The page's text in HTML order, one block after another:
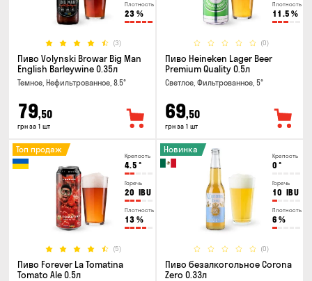
Плотность
23 %
(3)
Пиво Volynski Browar Big Man
English Barleywine 0.35л
Темное, Нефильтрованное, 8.5°
79,50
грн за 1 шт
Плотность
11.5 %
(0)
Пиво Heineken Lager Beer
Premium Quality 0.5л
Светлое, Фильтрованное, 5°
69,50
грн за 1 шт
Крепость
4.5 °
Горечь
20 IBU
Плотность
13 %
(5)
Топ продаж
Пиво Forever La Tomatina
Tomato Ale 0.5л
Крепость
0 °
Горечь
10 IBU
Плотность
6 %
(0)
Новинка
Пиво безалкогольное Corona
Zero 0.33л